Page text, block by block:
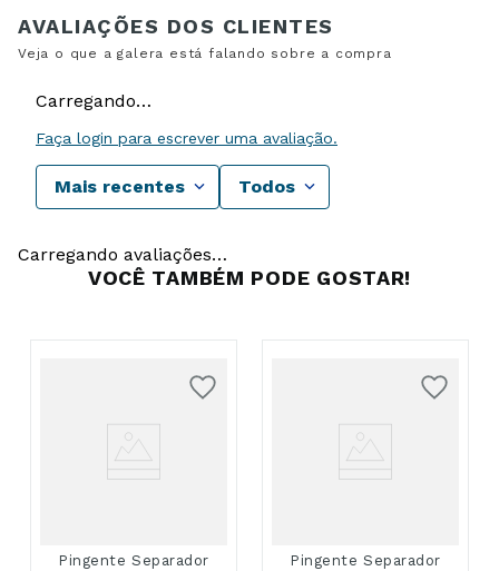
Carregando…
Faça login para escrever uma avaliação.
Mais recentes Todos
Carregando avaliações…
VOCÊ TAMBÉM PODE GOSTAR!
Pingente Separador
Pingente Separador